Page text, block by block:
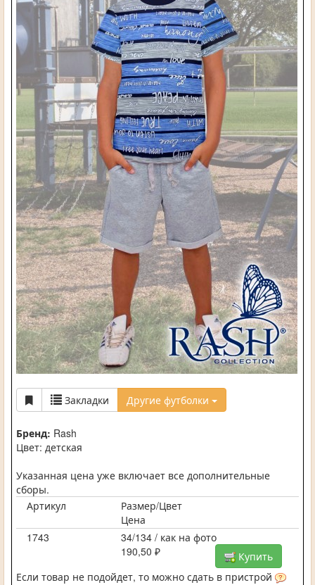
Закладки Другие футболки
Бренд: Rash
Цвет: детская
Указанная цена уже включает все дополнительные
сборы.
Артикул
Размер/Цвет
Цена
1743
34/134 / как на фото
190,50 ₽
Купить
Если товар не подойдет, то можно сдать в пристрой